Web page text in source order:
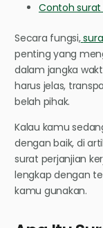
Contoh surat
Secara fungsi,
penting yang
dalam jangka
harus jelas,
belah pihak.
Kalau kamu
dengan baik, di
surat perjanjian
lengkap dengan
kamu gunakan.